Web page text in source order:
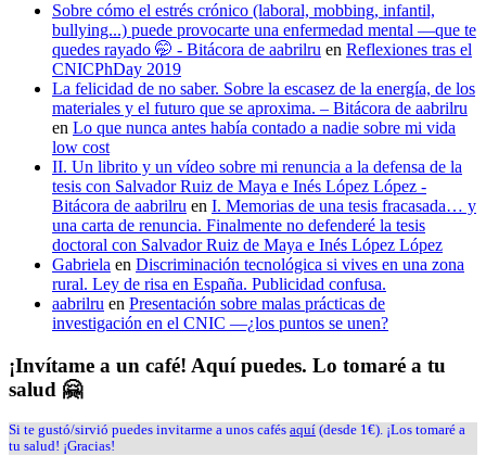
Sobre cómo el estrés crónico (laboral, mobbing, infantil,
bullying...) puede provocarte una enfermedad mental —que te
quedes rayado 🤭 - Bitácora de aabrilru en Reflexiones tras el
CNICPhDay 2019
La felicidad de no saber. Sobre la escasez de la energía, de los
materiales y el futuro que se aproxima. – Bitácora de aabrilru
en Lo que nunca antes había contado a nadie sobre mi vida
low cost
II. Un librito y un vídeo sobre mi renuncia a la defensa de la
tesis con Salvador Ruiz de Maya e Inés López López -
Bitácora de aabrilru en I. Memorias de una tesis fracasada… y
una carta de renuncia. Finalmente no defenderé la tesis
doctoral con Salvador Ruiz de Maya e Inés López López
Gabriela en Discriminación tecnológica si vives en una zona
rural. Ley de risa en España. Publicidad confusa.
aabrilru en Presentación sobre malas prácticas de
investigación en el CNIC —¿los puntos se unen?
¡Invítame a un café! Aquí puedes. Lo tomaré a tu
salud 🤗
Si te gustó/sirvió puedes invitarme a unos cafés aquí (desde 1€). ¡Los tomaré a
tu salud! ¡Gracias!